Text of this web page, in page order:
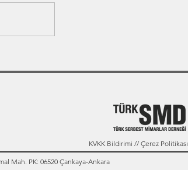
KVKK Bildirimi // Çerez Politikası
Mah. PK: 06520 Çankaya-Ankara